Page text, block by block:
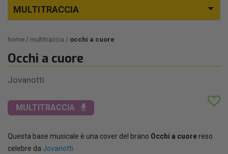
MULTITRACCIA
home multitraccia occhi a cuore
Occhi a cuore
Jovanotti
MULTITRACCIA
Questa base musicale è una cover del brano Occhi a cuore reso
celebre da Jovanotti